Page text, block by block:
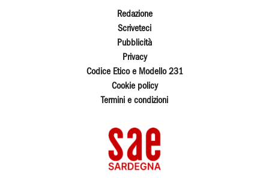
Redazione
Scriveteci
Pubblicità
Privacy
Codice Etico e Modello 231
Cookie policy
Termini e condizioni